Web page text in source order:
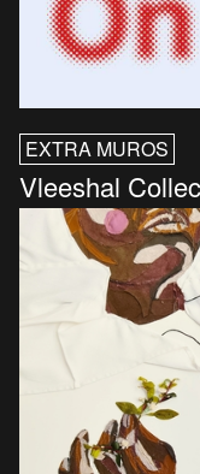
EXTRA MUROS
Vleeshal